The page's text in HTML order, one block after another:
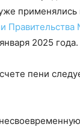
2025 года.
пени